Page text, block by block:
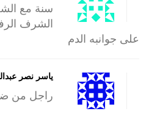
سنة مع
الشرف
على جوانبه الدم
ياسر نصر
راجل من